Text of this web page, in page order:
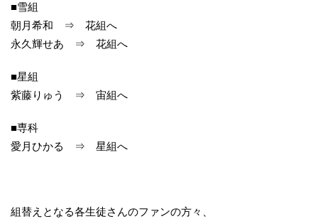
■雪組
朝月希和 ⇒ 花組へ
永久輝せあ ⇒ 花組へ
■星組
紫藤りゅう ⇒ 宙組へ
■専科
愛月ひかる ⇒ 星組へ
組替えとなる各生徒さんのファンの方々、